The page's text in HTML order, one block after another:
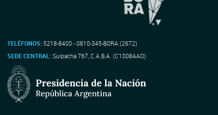
TELÉFONOS: 5218-8400 - 0810-345-BORA (2672)
SEDE CENTRAL:Suipacha 767, C.A.B.A. (C1008AAO)